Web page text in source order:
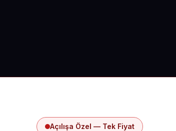
Açılışa Özel — Tek Fiyat